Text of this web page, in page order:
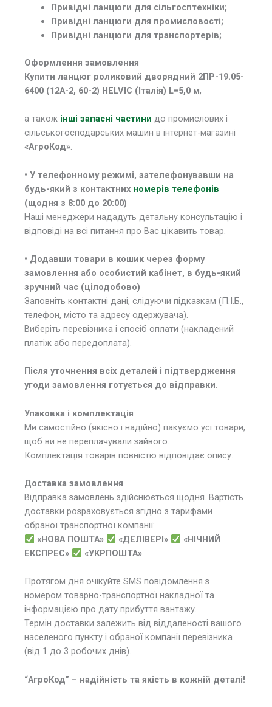
Привідні ланцюги для сільгосптехніки;
Привідні ланцюги для промисловості;
Привідні ланцюги для транспортерів;
Оформлення замовлення
Купити ланцюг роликовий дворядний 2ПР-19.05-
6400 (12А-2, 60-2) HELVIC (Італія) L=5,0 м,
а також інші запасні частини до промислових і
сільськогосподарських машин в інтернет-магазині
«АгроКод».
• У телефонному режимі, зателефонувавши на
будь-який з контактних номерів телефонів
(щодня з 8:00 до 20:00)
Наші менеджери нададуть детальну консультацію і
відповіді на всі питання про Вас цікавить товар.
• Додавши товари в кошик через форму
замовлення або особистий кабінет, в будь-який
зручний час (цілодобово)
Заповніть контактні дані, слідуючи підказкам (П.І.Б.,
телефон, місто та адресу одержувача).
Виберіть перевізника і спосіб оплати (накладений
платіж або передоплата).
Після уточнення всіх деталей і підтвердження
угоди замовлення готується до відправки.
Упаковка і комплектація
Ми самостійно (якісно і надійно) пакуємо усі товари,
щоб ви не переплачували зайвого.
Комплектація товарів повністю відповідає опису.
Доставка замовлення
Відправка замовлень здійснюється щодня. Вартість
доставки розраховується згідно з тарифами
обраної транспортної компанії:
«НОВА ПОШТА»
«ДЕЛІВЕРІ»
«НІЧНИЙ
ЕКСПРЕС»
«УКРПОШТА»
Протягом дня очікуйте SMS повідомлення з
номером товарно-транспортної накладної та
інформацією про дату прибуття вантажу.
Термін доставки залежить від віддаленості вашого
населеного пункту і обраної компанії перевізника
(від 1 до 3 робочих днів).
“АгроКод” – надійність та якість в кожній деталі!